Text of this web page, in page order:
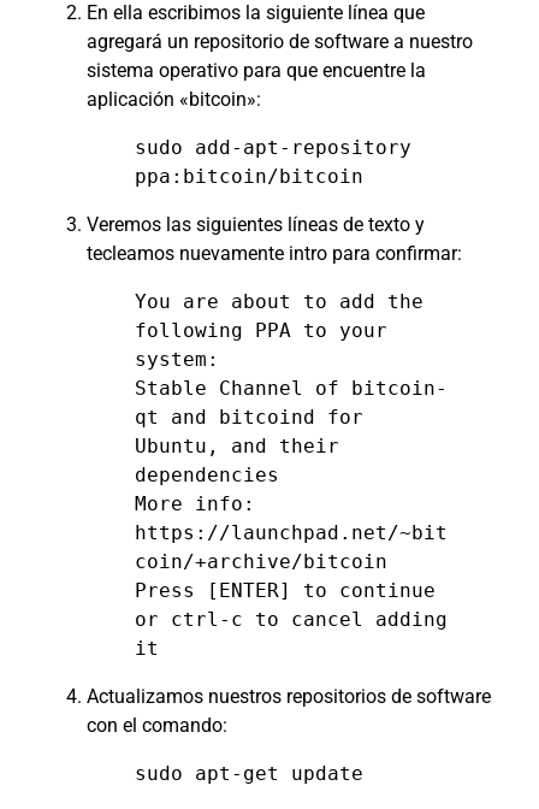
En ella escribimos la siguiente línea que
agregará un repositorio de software a nuestro
sistema operativo para que encuentre la
aplicación «bitcoin»:
sudo add-apt-repository
ppa:bitcoin/bitcoin
Veremos las siguientes líneas de texto y
tecleamos nuevamente intro para confirmar:
You are about to add the
following PPA to your
system:
Stable Channel of bitcoin-
qt and bitcoind for
Ubuntu, and their
dependencies
More info:
https://launchpad.net/~bit
coin/+archive/bitcoin
Press [ENTER] to continue
or ctrl-c to cancel adding
it
Actualizamos nuestros repositorios de software
con el comando:
sudo apt-get update